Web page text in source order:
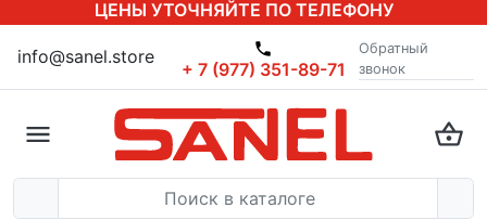
ЦЕНЫ УТОЧНЯЙТЕ ПО ТЕЛЕФОНУ
info@sanel.store
+ 7 (977) 351-89-71
Обратный
звонок